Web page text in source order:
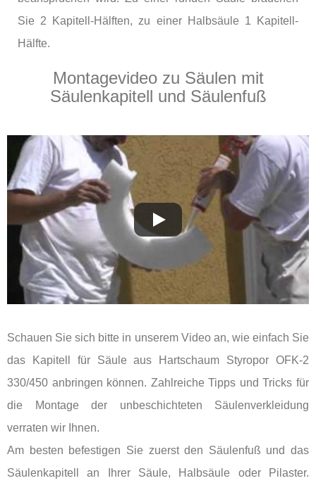
Sie 2 Kapitell-Hälften, zu einer Halbsäule 1 Kapitell-
Hälfte.
Montagevideo zu Säulen mit
Säulenkapitell und Säulenfuß
Schauen Sie sich bitte in unserem Video an, wie einfach Sie
das Kapitell für Säule aus Hartschaum Styropor OFK-2
330/450 anbringen können. Zahlreiche Tipps und Tricks für
die Montage der unbeschichteten Säulenverkleidung
verraten wir Ihnen.
Am besten befestigen Sie zuerst den Säulenfuß und das
Säulenkapitell an Ihrer Säule, Halbsäule oder Pilaster.